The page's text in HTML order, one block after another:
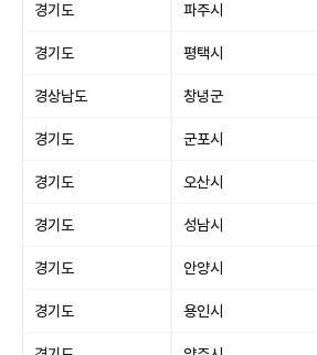
경기도 파주시
경기도 평택시
경상남도 창녕군
경기도 군포시
경기도 오산시
경기도 성남시
경기도 안양시
경기도 용인시